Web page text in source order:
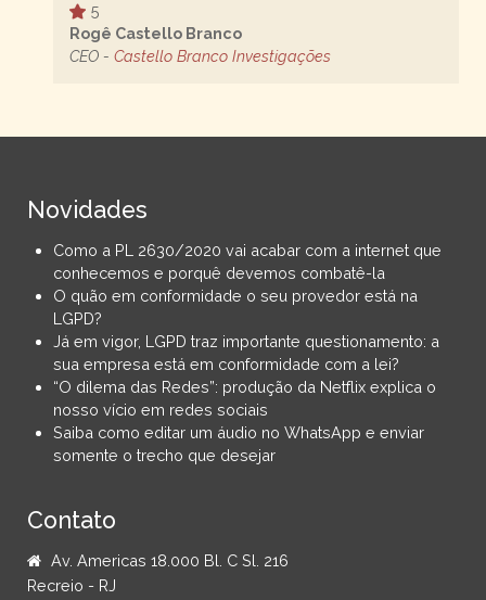
5
Rogê Castello Branco
CEO - Castello Branco Investigações
Novidades
Como a PL 2630/2020 vai acabar com a internet que
conhecemos e porquê devemos combatê-la
O quão em conformidade o seu provedor está na
LGPD?
Já em vigor, LGPD traz importante questionamento: a
sua empresa está em conformidade com a lei?
“O dilema das Redes”: produção da Netflix explica o
nosso vício em redes sociais
Saiba como editar um áudio no WhatsApp e enviar
somente o trecho que desejar
Contato
Av. Americas 18.000 Bl. C Sl. 216
Recreio - RJ